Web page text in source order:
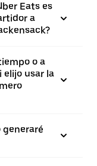
Eats es
a
o a
elijo usar la
generaré